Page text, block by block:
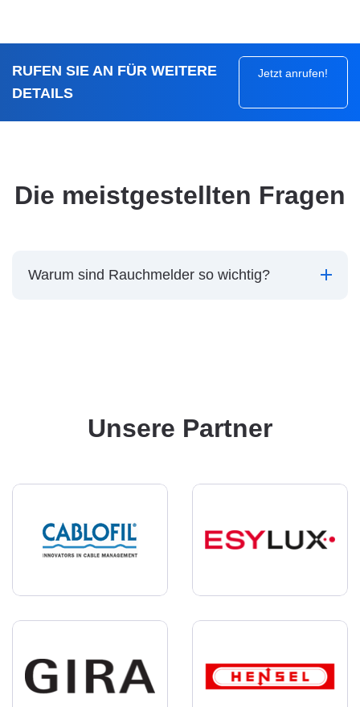
RUFEN SIE AN FÜR WEITERE
DETAILS
Jetzt anrufen!
Die meistgestellten Fragen
Warum sind Rauchmelder so wichtig?
Unsere Partner